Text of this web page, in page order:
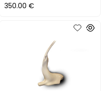
350.00 €